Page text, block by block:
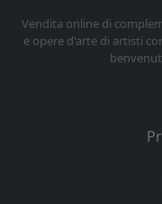
Vendita online di
e opere d'arte di artisti